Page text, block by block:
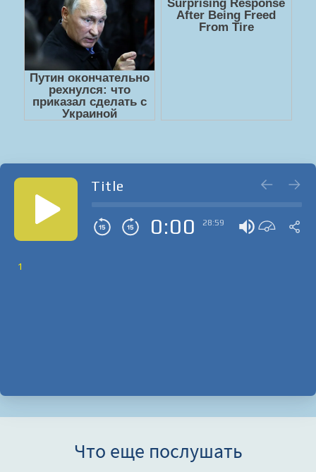
Title
0:00 28:59
1
Что еще послушать